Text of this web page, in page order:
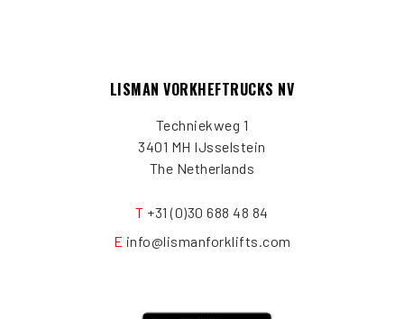
LISMAN VORKHEFTRUCKS NV
Techniekweg 1
3401 MH IJsselstein
The Netherlands
T +31 (0)30 688 48 84
E info@lismanforklifts.com